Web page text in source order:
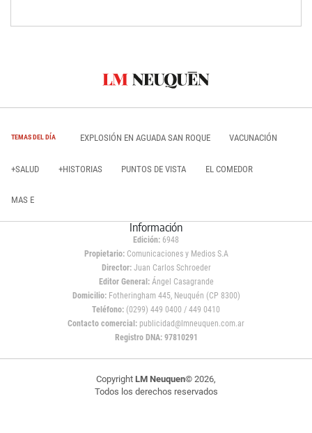
TEMAS DEL DÍA EXPLOSIÓN EN AGUADA SAN ROQUE VACUNACIÓN
+SALUD +HISTORIAS PUNTOS DE VISTA EL COMEDOR
MAS E
Información
Edición: 6948
Propietario:Comunicaciones y Medios S.A
Director: Juan Carlos Schroeder
Editor General:Ángel Casagrande
Domicilio:Fotheringham 445, Neuquén (CP 8300)
Teléfono: (0299) 449 0400 / 449 0410
Contacto comercial: publicidad@lmneuquen.com.ar
Registro DNA: 97810291
Copyright LM Neuquen© 2026,
Todos los derechos reservados